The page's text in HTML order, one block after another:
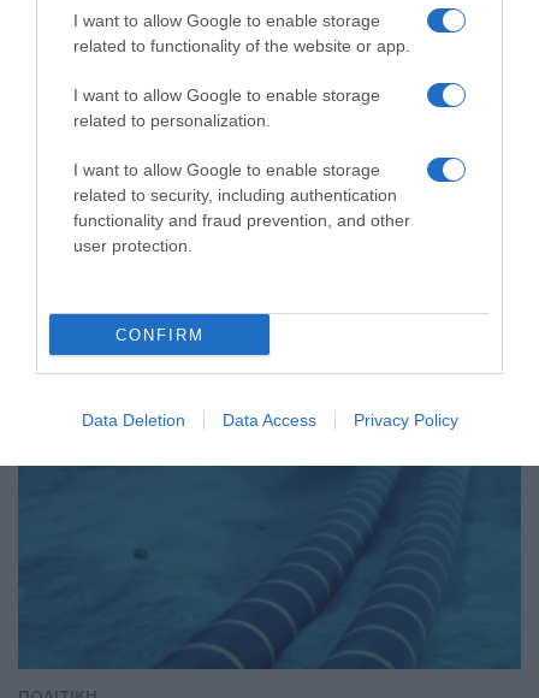
I want to allow Google to enable storage
related to functionality of the website or app.
I want to allow Google to enable storage
related to personalization.
I want to allow Google to enable storage
related to security, including authentication
functionality and fraud prevention, and other
user protection.
CONFIRM
Data Deletion Data Access Privacy Policy
ΠΟΛΙΤΙΚΗ
Τάκης Θεοδωρικάκος: “Στηρίζουμε με
πράξεις την έρευνα και την
καινοτομία”